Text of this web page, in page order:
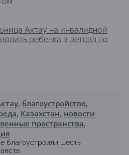
Актау на инвалидной
ребенка в детсад по
, благоустройство,
, Казахстан, новости
пространства,
благоустроили шесть